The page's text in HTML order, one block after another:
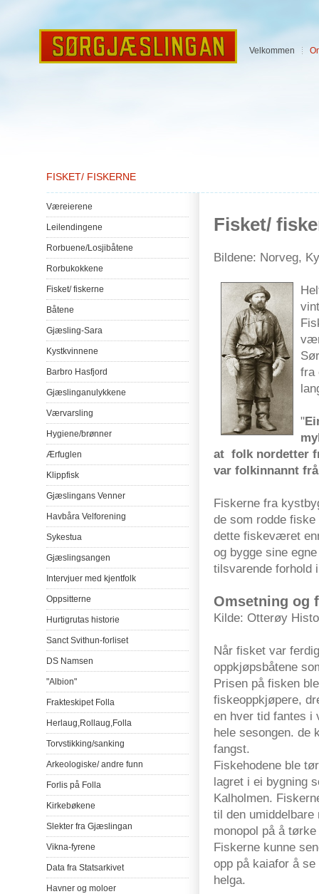
Velkommen
FISKET/ FISKERNE
Væreierene
Leilendingene
Rorbuene/Losjibåtene
Rorbukokkene
Fisket/fiskerne
Båtene
Gjæsling-Sara
Kystkvinnene
Barbro Hasfjord
Gjæslinganulykkene
Værvarsling
Hygiene/brønner
Ærfuglen
Klippfisk
Gjæslingans Venner
Havbåra Velforening
Sykestua
Gjæslingsangen
Intervjuer med kjentfolk
Oppsitterne
Hurtigrutas historie
Sanct Svithun-forliset
DS Namsen
"Albion"
Frakteskipet Folla
Herlaug,Rollaug,Folla
Torvstikking/sanking
Arkeologiske/andre funn
Forlis på Folla
Kirkebøkene
Slekter fra Gjæslingan
Vikna-fyrene
Data fra Statsarkivet
Havner og moloer
Fisket/
Bildene: Norveg,
fra
"
at folk nordetter
var folkinnannt frå
Fiskerne fra
de som rodde fiske
dette fiskeværet
og bygge sine egne
tilsvarende forhold
Omsetning og
Kilde: Otterøy
Når fisket var ferdig
oppkjøpsbåtene
Prisen på fisken ble
fiskeoppkjøpere,
en hver tid fantes i
hele sesongen. de
fangst.
Fiskehodene ble
lagret i ei bygning
Kalholmen.
til den umiddelbare
monopol på å tørke
Fiskerne kunne
opp på kaiafor åse
helga.